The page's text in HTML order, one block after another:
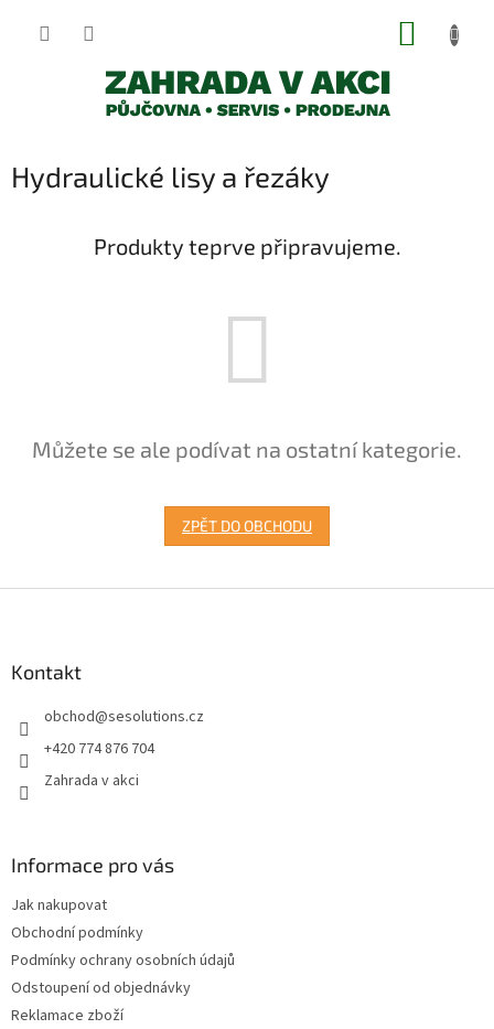
Hydraulické lisy a řezáky
Produkty teprve připravujeme.
Můžete se ale podívat na ostatní kategorie.
ZPĚT DO OBCHODU
Kontakt
obchod@sesolutions.cz
+420 774 876 704
Zahrada v akci
Informace pro vás
Jak nakupovat
Obchodní podmínky
Podmínky ochrany osobních údajů
Odstoupení od objednávky
Reklamace zboží